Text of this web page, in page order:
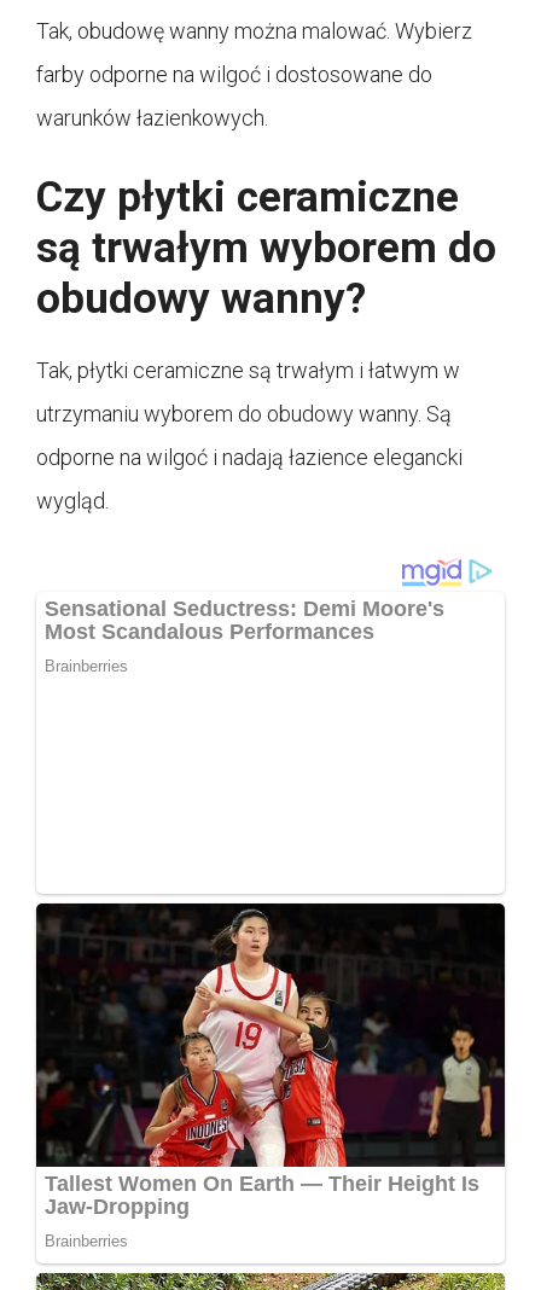
Tak, obudowę wanny można malować. Wybierz
farby odporne na wilgoć i dostosowane do
warunków łazienkowych.
Czy płytki ceramiczne
są trwałym wyborem do
obudowy wanny?
Tak, płytki ceramiczne są trwałym i łatwym w
utrzymaniu wyborem do obudowy wanny. Są
odporne na wilgoć i nadają łazience elegancki
wygląd.